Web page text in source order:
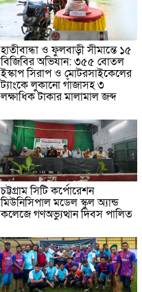
হাতীবান্ধা ও ফুলবাড়ী সীমান্তে ১৫
বিজিবির অভিযান: ৩৫৫ বোতল
ইস্কাপ সিরাপ ও মোটরসাইকেলের
ট্যাংকে লুকানো গাঁজাসহ ৩
লক্ষাধিক টাকার মালামাল জব্দ
চট্টগ্রাম সিটি কর্পোরেশন
মিউনিসিপাল মডেল স্কুল অ্যান্ড
কলেজে গণঅভ্যুত্থান দিবস পালিত